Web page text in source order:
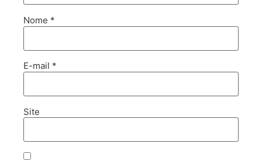
Nome *
E-mail *
Site